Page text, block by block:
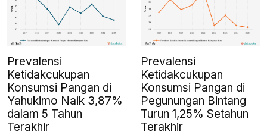
Prevalensi
Ketidakcukupan
Konsumsi Pangan di
Yahukimo Naik 3,87%
dalam 5 Tahun
Terakhir
Prevalensi
Ketidakcukupan
Konsumsi Pangan di
Pegunungan Bintang
Turun 1,25% Setahun
Terakhir